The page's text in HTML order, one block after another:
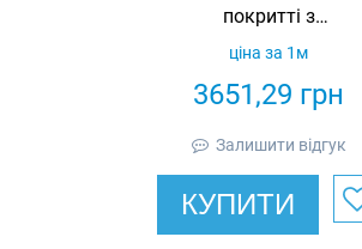
покритті з
еластомеру
ø50.5x60, IP67
3651,29 грн
ціна за 1м
Залишити відгук
КУПИТИ